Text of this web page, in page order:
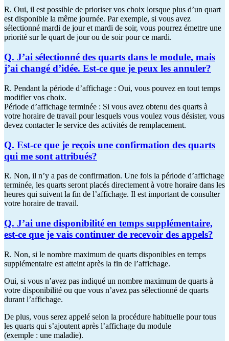
R. Oui, il est possible de prioriser vos choix lorsque plus d’un quart
est disponible la même journée. Par exemple, si vous avez
sélectionné mardi de jour et mardi de soir, vous pourrez émettre une
priorité sur le quart de jour ou de soir pour ce mardi.
Q. J’ai sélectionné des quarts dans le module, mais
j’ai changé d’idée. Est-ce que je peux les annuler?
R. Pendant la période d’affichage : Oui, vous pouvez en tout temps
modifier vos choix.
Période d’affichage terminée : Si vous avez obtenu des quarts à
votre horaire de travail pour lesquels vous voulez vous désister, vous
devez contacter le service des activités de remplacement.
Q. Est-ce que je reçois une confirmation des quarts
qui me sont attribués?
R. Non, il n’y a pas de confirmation. Une fois la période d’affichage
terminée, les quarts seront placés directement à votre horaire dans les
heures qui suivent la fin de l’affichage. Il est important de consulter
votre horaire de travail.
Q. J’ai une disponibilité en temps supplémentaire,
est-ce que je vais continuer de recevoir des appels?
R. Non, si le nombre maximum de quarts disponibles en temps
supplémentaire est atteint après la fin de l’affichage.
Oui, si vous n’avez pas indiqué un nombre maximum de quarts à
votre disponibilité ou que vous n’avez pas sélectionné de quarts
durant l’affichage.
De plus, vous serez appelé selon la procédure habituelle pour tous
les quarts qui s’ajoutent après l’affichage du module
(exemple : une maladie).